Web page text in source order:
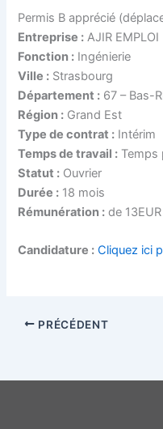
Permis B apprécié
Entreprise : AJIR EMPLOI
Fonction : Ingénierie
Ville : Strasbourg
Département : 67 – Bas-
Région : Grand Est
Type de contrat : Intérim
Temps de travail : Temps
Statut : Ouvrier
Durée : 18 mois
Rémunération : de
Candidature : Cliquez ici
PRÉCÉDENT